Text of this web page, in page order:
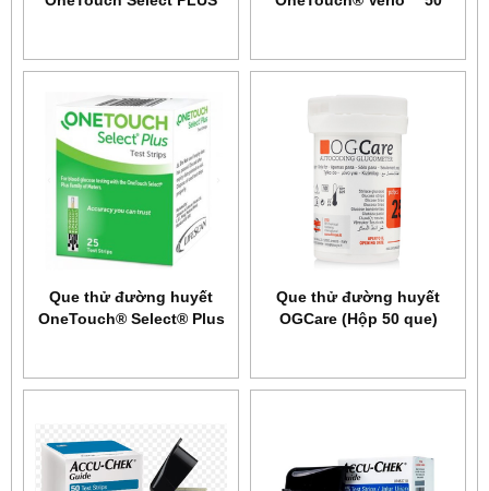
Que thử đường huyết
OneTouch® Select® Plus
Que thử đường huyết
OGCare (Hộp 50 que)